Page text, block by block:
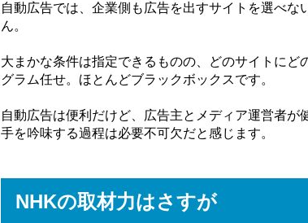
自動広告では、企業側も広告を出すサイトを選べ
ん。
大まかな条件は指定できるものの、どのサイトにど
グラム任せ。ほとんどブラックボックスです。
自動広告は便利だけど、広告主とメディア運営者が
手を吟味する過程は必要不可欠だと感じます。
NHKの取材力はさすが